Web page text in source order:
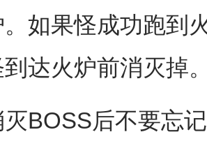
。如果怪成功跑到
达火炉前消灭掉
后不要忘记